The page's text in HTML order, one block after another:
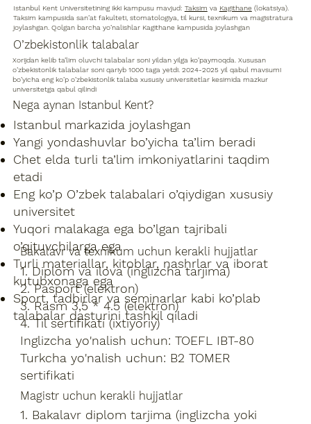
Istanbul Kent Universitetining ikki kampusu mavjud: Taksim va Kagithane(lokatsiya).
Taksim kampusida san’at fakulteti, stomatologiya, til kursi, texnikum va magistratura
joylashgan. Qolgan barcha yo’nalishlar Kagithane kampusida joylashgan
O’zbekistonlik talabalar
Xorijdan kelib ta’lim oluvchi talabalar soni yildan yilga ko’paymoqda. Xususan
o’zbekistonlik talabalar soni qariyb 1000 taga yetdi. 2024-2025 yil qabul mavsumi
bo’yicha eng ko’p o’zbekistonlik talaba xususiy universitetlar kesimida mazkur
universitetga qabul qilindi
Nega aynan Istanbul Kent?
Istanbul markazida joylashgan
Yangi yondashuvlar bo’yicha ta’lim beradi
Chet elda turli ta’lim imkoniyatlarini taqdim
etadi
Eng ko’p O’zbek talabalari o’qiydigan xususiy
universitet
Yuqori malakaga ega bo’lgan tajribali
o’qituvchilarga ega
Turli materiallar, kitoblar, nashrlar va iborat
kutubxonaga ega
Sport, tadbirlar va seminarlar kabi ko’plab
talabalar dasturini tashkil qiladi
Bakalavr va texnikum uchun kerakli hujjatlar
1. Diplom va ilova (inglizcha tarjima)
2. Pasport (elektron)
3. Rasm 3,5 * 4.5 (elektron)
4. Til sertifikati (ixtiyoriy)
Inglizcha yo'nalish uchun: TOEFL IBT-80
Turkcha yo'nalish uchun: B2 TOMER
sertifikati
Magistr uchun kerakli hujjatlar
1. Bakalavr diplom tarjima (inglizcha yoki